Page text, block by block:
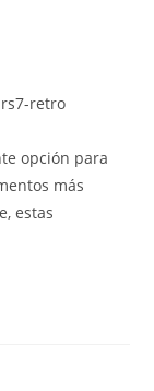
retro
opción para
más
estas